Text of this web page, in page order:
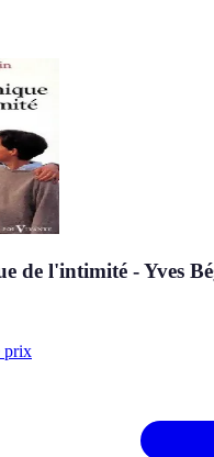
de l'intimité - Yves
prix